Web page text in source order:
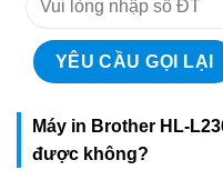
Máy in Brother HL-
được không?